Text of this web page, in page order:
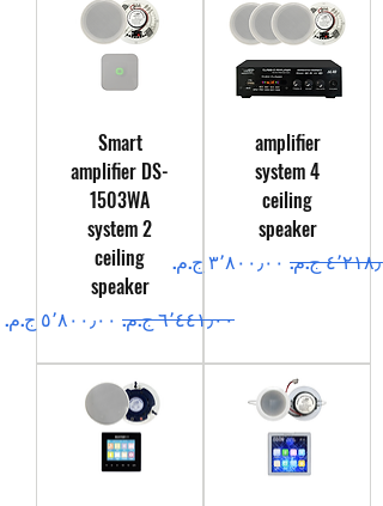
amplifier
system 4
ceiling
speaker
عادي
سعر البيع
Smart
amplifier DS-
1503WA
system 2
ceiling
speaker
سعر عادي
سعر البيع